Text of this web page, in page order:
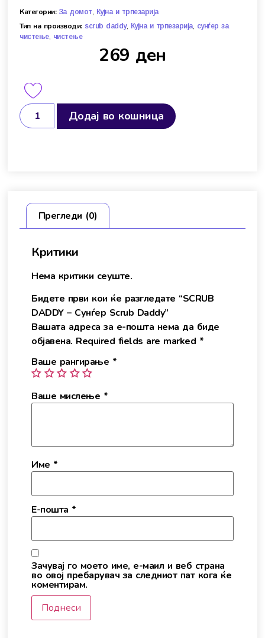
Категории: За домот, Кујна и трпезарија
Тип на производи: scrub daddy, Кујна и трпезарија, сунѓер за
чистење, чистење
269 ден
Додај во кошница
Прегледи (0)
Критики
Нема критики сеуште.
Бидете први кои ќе разгледате “SCRUB
DADDY – Сунѓер Scrub Daddy”
Вашата адреса за е-пошта нема да биде
објавена. Required fields are marked *
Ваше рангирање *
Ваше мислење *
Име *
Е-пошта *
Зачувај го моето име, е-маил и веб страна
во овој пребарувач за следниот пат кога ќе
коментирам.